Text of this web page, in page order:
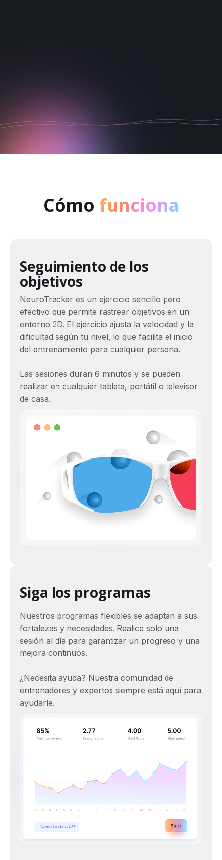
Cómo funciona
Seguimiento de los
objetivos
NeuroTracker es un ejercicio sencillo pero
efectivo que permite rastrear objetivos en un
entorno 3D. El ejercicio ajusta la velocidad y la
dificultad según tu nivel, lo que facilita el inicio
del entrenamiento para cualquier persona.
Las sesiones duran 6 minutos y se pueden
realizar en cualquier tableta, portátil o televisor
de casa.
Siga los programas
Nuestros programas flexibles se adaptan a sus
fortalezas y necesidades. Realice solo una
sesión al día para garantizar un progreso y una
mejora continuos.
¿Necesita ayuda? Nuestra comunidad de
entrenadores y expertos siempre está aquí para
ayudarle.